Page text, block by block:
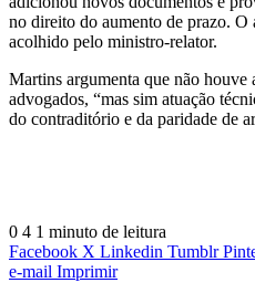
no direito do aumento de prazo.
acolhido pelo ministro-relator.
Martins argumenta que não houve
advogados, “mas sim atuação
do contraditório e da paridade de
0 4 1 minuto de leitura
Facebook X Linkedin Tumblr
e-mail Imprimir